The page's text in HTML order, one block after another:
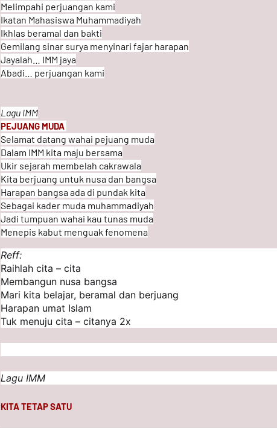
Melimpahi perjuangan kami
Ikatan Mahasiswa Muhammadiyah
Ikhlas beramal dan bakti
Gemilang sinar surya menyinari fajar harapan
Jayalah… IMM jaya
Abadi… perjuangan kami
Lagu IMM
PEJUANG MUDA
Selamat datang wahai pejuang muda
Dalam IMM kita maju bersama
Ukir sejarah membelah cakrawala
Kita berjuang untuk nusa dan bangsa
Harapan bangsa ada di pundak kita
Sebagai kader muda muhammadiyah
Jadi tumpuan wahai kau tunas muda
Menepis kabut menguak fenomena
Reff:
Raihlah cita – cita
Membangun nusa bangsa
Mari kita belajar, beramal dan berjuang
Harapan umat Islam
Tuk menuju cita – citanya 2x
Lagu IMM
KITA TETAP SATU